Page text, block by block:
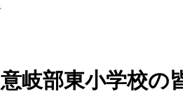
意岐部東小学校